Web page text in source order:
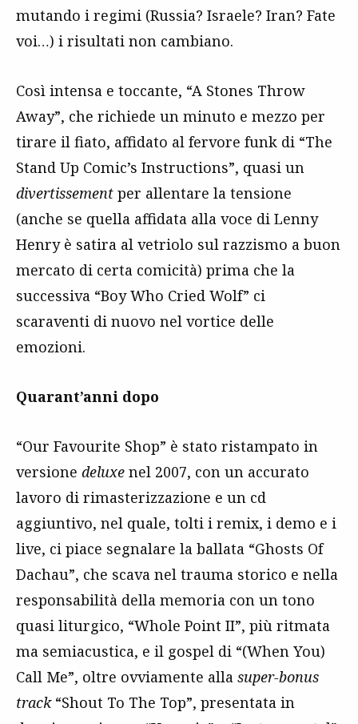
mutando i regimi (Russia? Israele? Iran? Fate
voi…) i risultati non cambiano.
Così intensa e toccante, “A Stones Throw
Away”, che richiede un minuto e mezzo per
tirare il fiato, affidato al fervore funk di “The
Stand Up Comic’s Instructions”, quasi un
divertissement per allentare la tensione
(anche se quella affidata alla voce di Lenny
Henry è satira al vetriolo sul razzismo a buon
mercato di certa comicità) prima che la
successiva “Boy Who Cried Wolf” ci
scaraventi di nuovo nel vortice delle
emozioni.
Quarant’anni dopo
“Our Favourite Shop” è stato ristampato in
versione deluxe nel 2007, con un accurato
lavoro di rimasterizzazione e un cd
aggiuntivo, nel quale, tolti i remix, i demo e i
live, ci piace segnalare la ballata “Ghosts Of
Dachau”, che scava nel trauma storico e nella
responsabilità della memoria con un tono
quasi liturgico, “Whole Point II”, più ritmata
ma semiacustica, e il gospel di “(When You)
Call Me”, oltre ovviamente alla super-bonus
track“Shout To The Top”, presentata in